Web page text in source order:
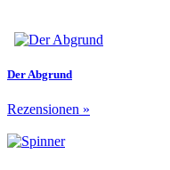
Der Abgrund
Rezensionen »